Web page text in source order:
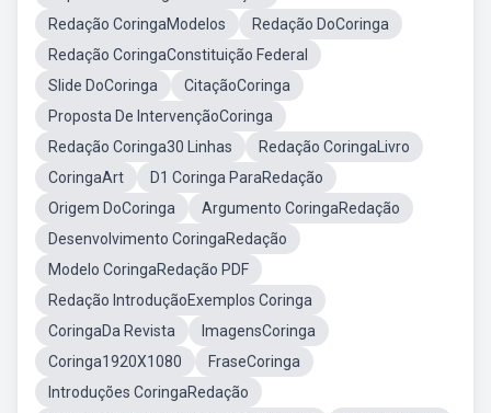
Redação CoringaModelos
Redação DoCoringa
Redação CoringaConstituição Federal
Slide DoCoringa
CitaçãoCoringa
Proposta De IntervençãoCoringa
Redação Coringa30 Linhas
Redação CoringaLivro
CoringaArt
D1 Coringa ParaRedação
Origem DoCoringa
Argumento CoringaRedação
Desenvolvimento CoringaRedação
Modelo CoringaRedação PDF
Redação IntroduçãoExemplos Coringa
CoringaDa Revista
ImagensCoringa
Coringa1920X1080
FraseCoringa
Introduções CoringaRedação